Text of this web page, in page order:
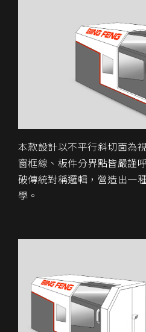
本款設計以不平行斜切面為
窗框線、板件分界點皆嚴謹
破傳統對稱邏輯，營造出一
學。